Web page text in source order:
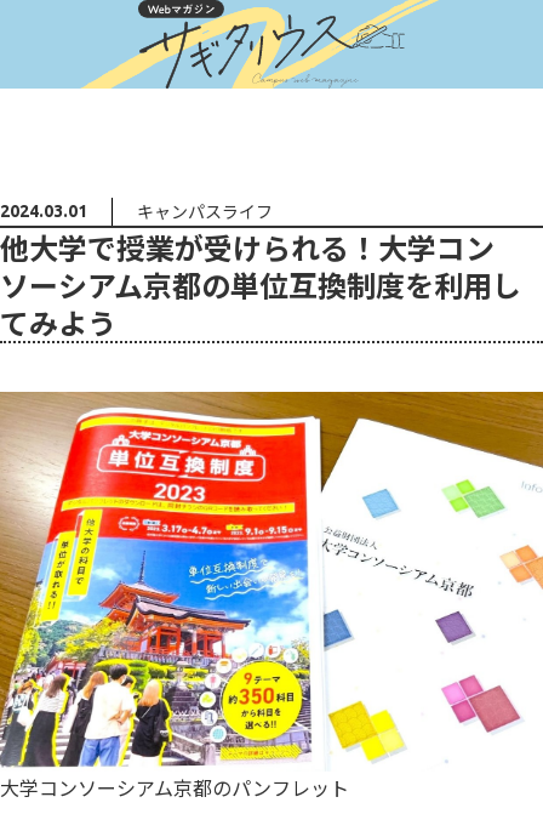
2024.03.01 キャンパスライフ
他大学で授業が受けられる！⼤学コン
ソーシアム京都の単位互換制度を利用し
てみよう
大学コンソーシアム京都のパンフレット